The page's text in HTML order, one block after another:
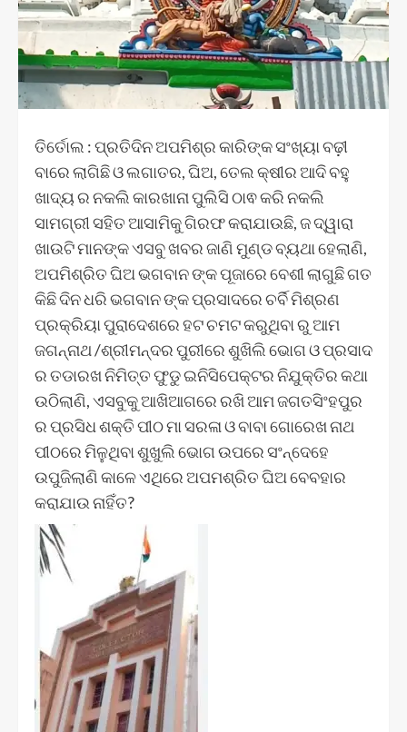
ତିର୍ତୋଲ : ପ୍ରତିଦିନ ଅପମିଶ୍ର କାରିଙ୍କ ସଂଖ୍ୟା ବଢ଼ୀ
ବାରେ ଲାଗିଛି ଓ ଲଗାତର, ଘିଅ, ତେଲ କ୍ଷୀର ଆଦି ବହୁ
ଖାଦ୍ୟ ର ନକଲି କାରଖାନା ପୁଲିସି ଠାଵ କରି ନକଲି
ସାମଗ୍ରୀ ସହିତ ଆସାମିକୁ ଗିରଫ କରାଯାଉଛି, ଜ ଦ୍ୱାରା
ଖାଉଟି ମାନଙ୍କ ଏସବୁ ଖବର ଜାଣି ମୁଣ୍ଡ ବ୍ୟଥା ହେଲାଣି,
ଅପମିଶ୍ରିତ ଘିଅ ଭଗବାନ ଙ୍କ ପୂଜାରେ ବେଶୀ ଲାଗୁଛି ଗତ
କିଛି ଦିନ ଧରି ଭଗବାନ ଙ୍କ ପ୍ରସାଦରେ ଚର୍ବି ମିଶ୍ରଣ
ପ୍ରକ୍ରିୟା ପୁରାଦେଶରେ ହଟ ଚମଟ କରୁଥିବା ରୁ ଆମ
ଜଗନ୍ନାଥ /ଶ୍ରୀମନ୍ଦର ପୁରୀରେ ଶୁଖିଲି ଭୋଗ ଓ ପ୍ରସାଦ
ର ତଡାରଖ ନିମିତ୍ତ ଫୁଡୁ ଇନିସିପେକ୍ଟର ନିଯୁକ୍ତିର କଥା
ଉଠିଲାଣି, ଏସବୁକୁ ଆଖିଆଗରେ ରଖି ଆମ ଜଗତସିଂହପୁର
ର ପ୍ରସିଧ ଶକ୍ତି ପୀଠ ମା ସରଳା ଓ ବାବା ଗୋରେଖ ନାଥ
ପୀଠରେ ମିଳୁଥିବା ଶୁଖୁଲି ଭୋଗ ଉପରେ ସଂନ୍ଦେହେ
ଉପୁଜିଲାଣି କାଳେ ଏଥିରେ ଅପମଶ୍ରିତ ଘିଅ ବେବହାର
କରାଯାଉ ନାହିଁତ?